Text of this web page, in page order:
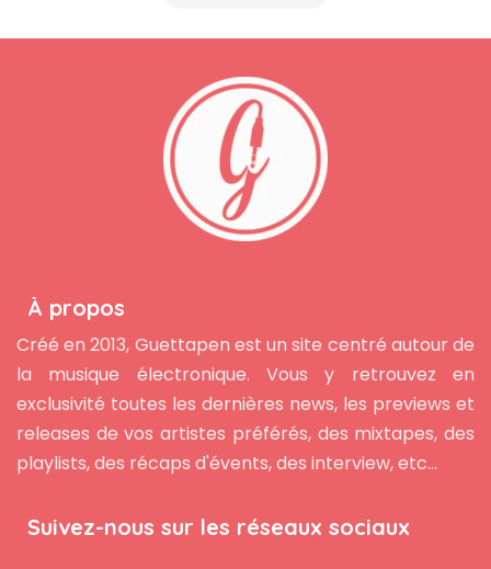
À propos
Créé en 2013, Guettapen est un site centré autour de
la musique électronique. Vous y retrouvez en
exclusivité toutes les dernières news, les previews et
releases de vos artistes préférés, des mixtapes, des
playlists, des récaps d'évents, des interview, etc...
Suivez-nous sur les réseaux sociaux